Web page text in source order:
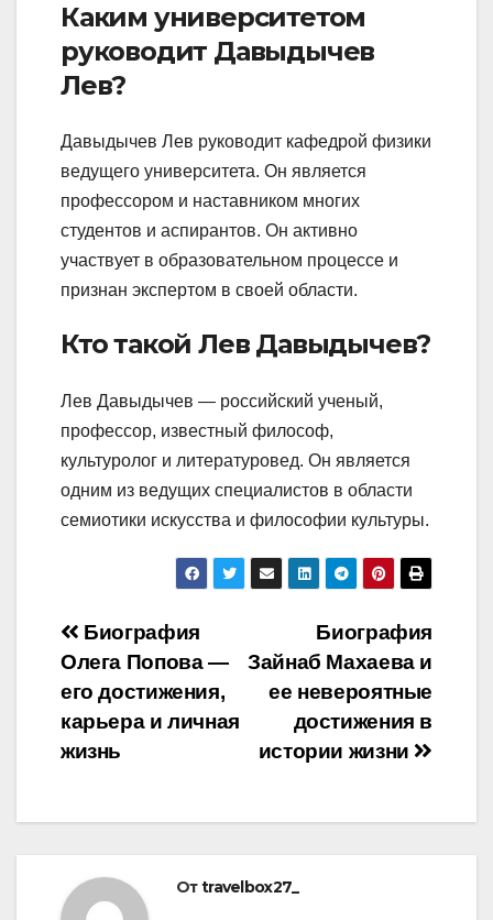
Каким университетом
руководит Давыдычев
Лев?
Давыдычев Лев руководит кафедрой физики
ведущего университета. Он является
профессором и наставником многих
студентов и аспирантов. Он активно
участвует в образовательном процессе и
признан экспертом в своей области.
Кто такой Лев Давыдычев?
Лев Давыдычев — российский ученый,
профессор, известный философ,
культуролог и литературовед. Он является
одним из ведущих специалистов в области
семиотики искусства и философии культуры.
Навигация
по
записям
Биография
Зайнаб Махаева и
ее невероятные
достижения в
истории жизни
Биография
Олега Попова —
его достижения,
карьера и личная
жизнь
Отtravelbox27_